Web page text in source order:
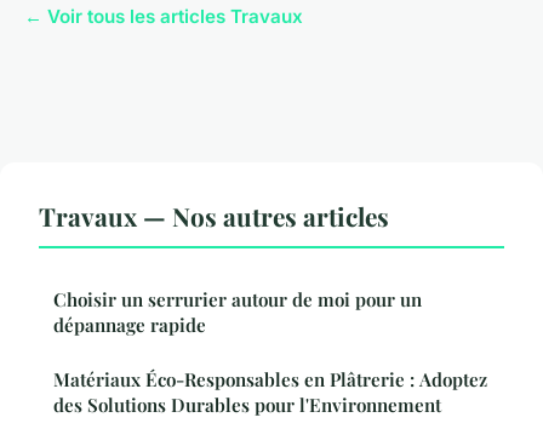
← Voir tous les articles Travaux
Travaux — Nos autres articles
Choisir un serrurier autour de moi pour un
dépannage rapide
Matériaux Éco-Responsables en Plâtrerie : Adoptez
des Solutions Durables pour l'Environnement